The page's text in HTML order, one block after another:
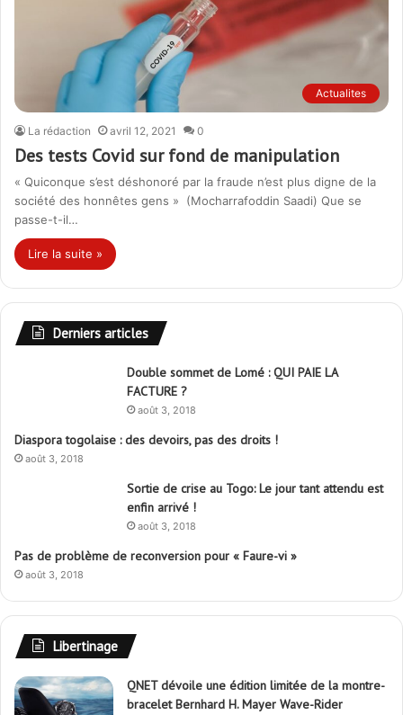
Actualites
La rédaction avril 12, 2021 0
Des tests Covid sur fond de manipulation
« Quiconque s’est déshonoré par la fraude n’est plus digne de la
société des honnêtes gens » (Mocharrafoddin Saadi) Que se
passe-t-il…
Lire la suite »
Derniers articles
Double sommet de Lomé : QUI PAIE LA
FACTURE ?
août 3, 2018
Diaspora togolaise : des devoirs, pas des droits !
août 3, 2018
Sortie de crise au Togo: Le jour tant attendu est
enfin arrivé !
août 3, 2018
Pas de problème de reconversion pour « Faure-vi »
août 3, 2018
Libertinage
QNET dévoile une édition limitée de la montre-
bracelet Bernhard H. Mayer Wave-Rider